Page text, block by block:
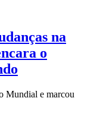
na
o
Mundial e marcou